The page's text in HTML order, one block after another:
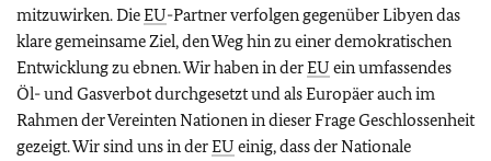
mitzuwirken. DieEU-Partner verfolgen gegenüber Libyen das
klare gemeinsame Ziel, den Weg hin zu einer demokratischen
Entwicklung zu ebnen. Wir haben in derEU ein umfassendes
Öl- und Gasverbot durchgesetzt und als Europäer auch im
Rahmen der Vereinten Nationen in dieser Frage Geschlossenheit
gezeigt. Wir sind uns in derEU einig, dass der Nationale